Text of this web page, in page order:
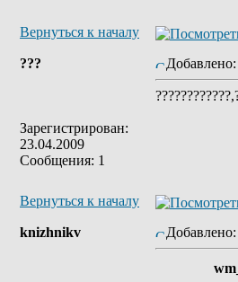
Вернуться к началу
???
Зарегистрирован:
23.04.2009
Сообщения: 1
Вернуться к началу
knizhnikv